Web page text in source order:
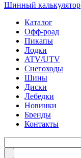
Шинный калькулятор
Каталог
Офф-роад
Пикапы
Лодки
ATV/UTV
Снегоходы
Шины
Диски
Лебедки
Новинки
Бренды
Контакты